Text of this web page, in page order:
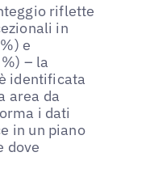
riflette
in
e
– la
identificata
area da
i dati
in un piano
dove